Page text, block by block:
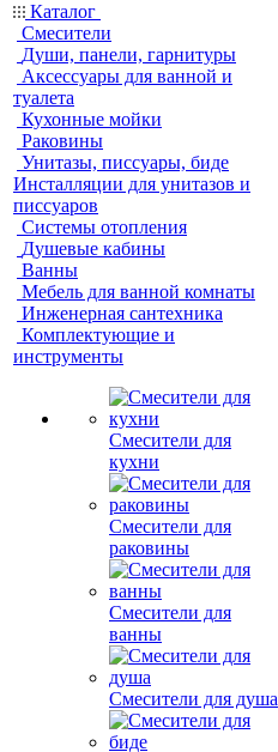
Каталог
Смесители
Души, панели, гарнитуры
Аксессуары для ванной и
туалета
Кухонные мойки
Раковины
Унитазы, писсуары, биде
Инсталляции для унитазов и
писсуаров
Системы отопления
Душевые кабины
Ванны
Мебель для ванной комнаты
Инженерная сантехника
Комплектующие и
инструменты
Смесители для
кухни
Смесители для
раковины
Смесители для
ванны
Смесители для душа